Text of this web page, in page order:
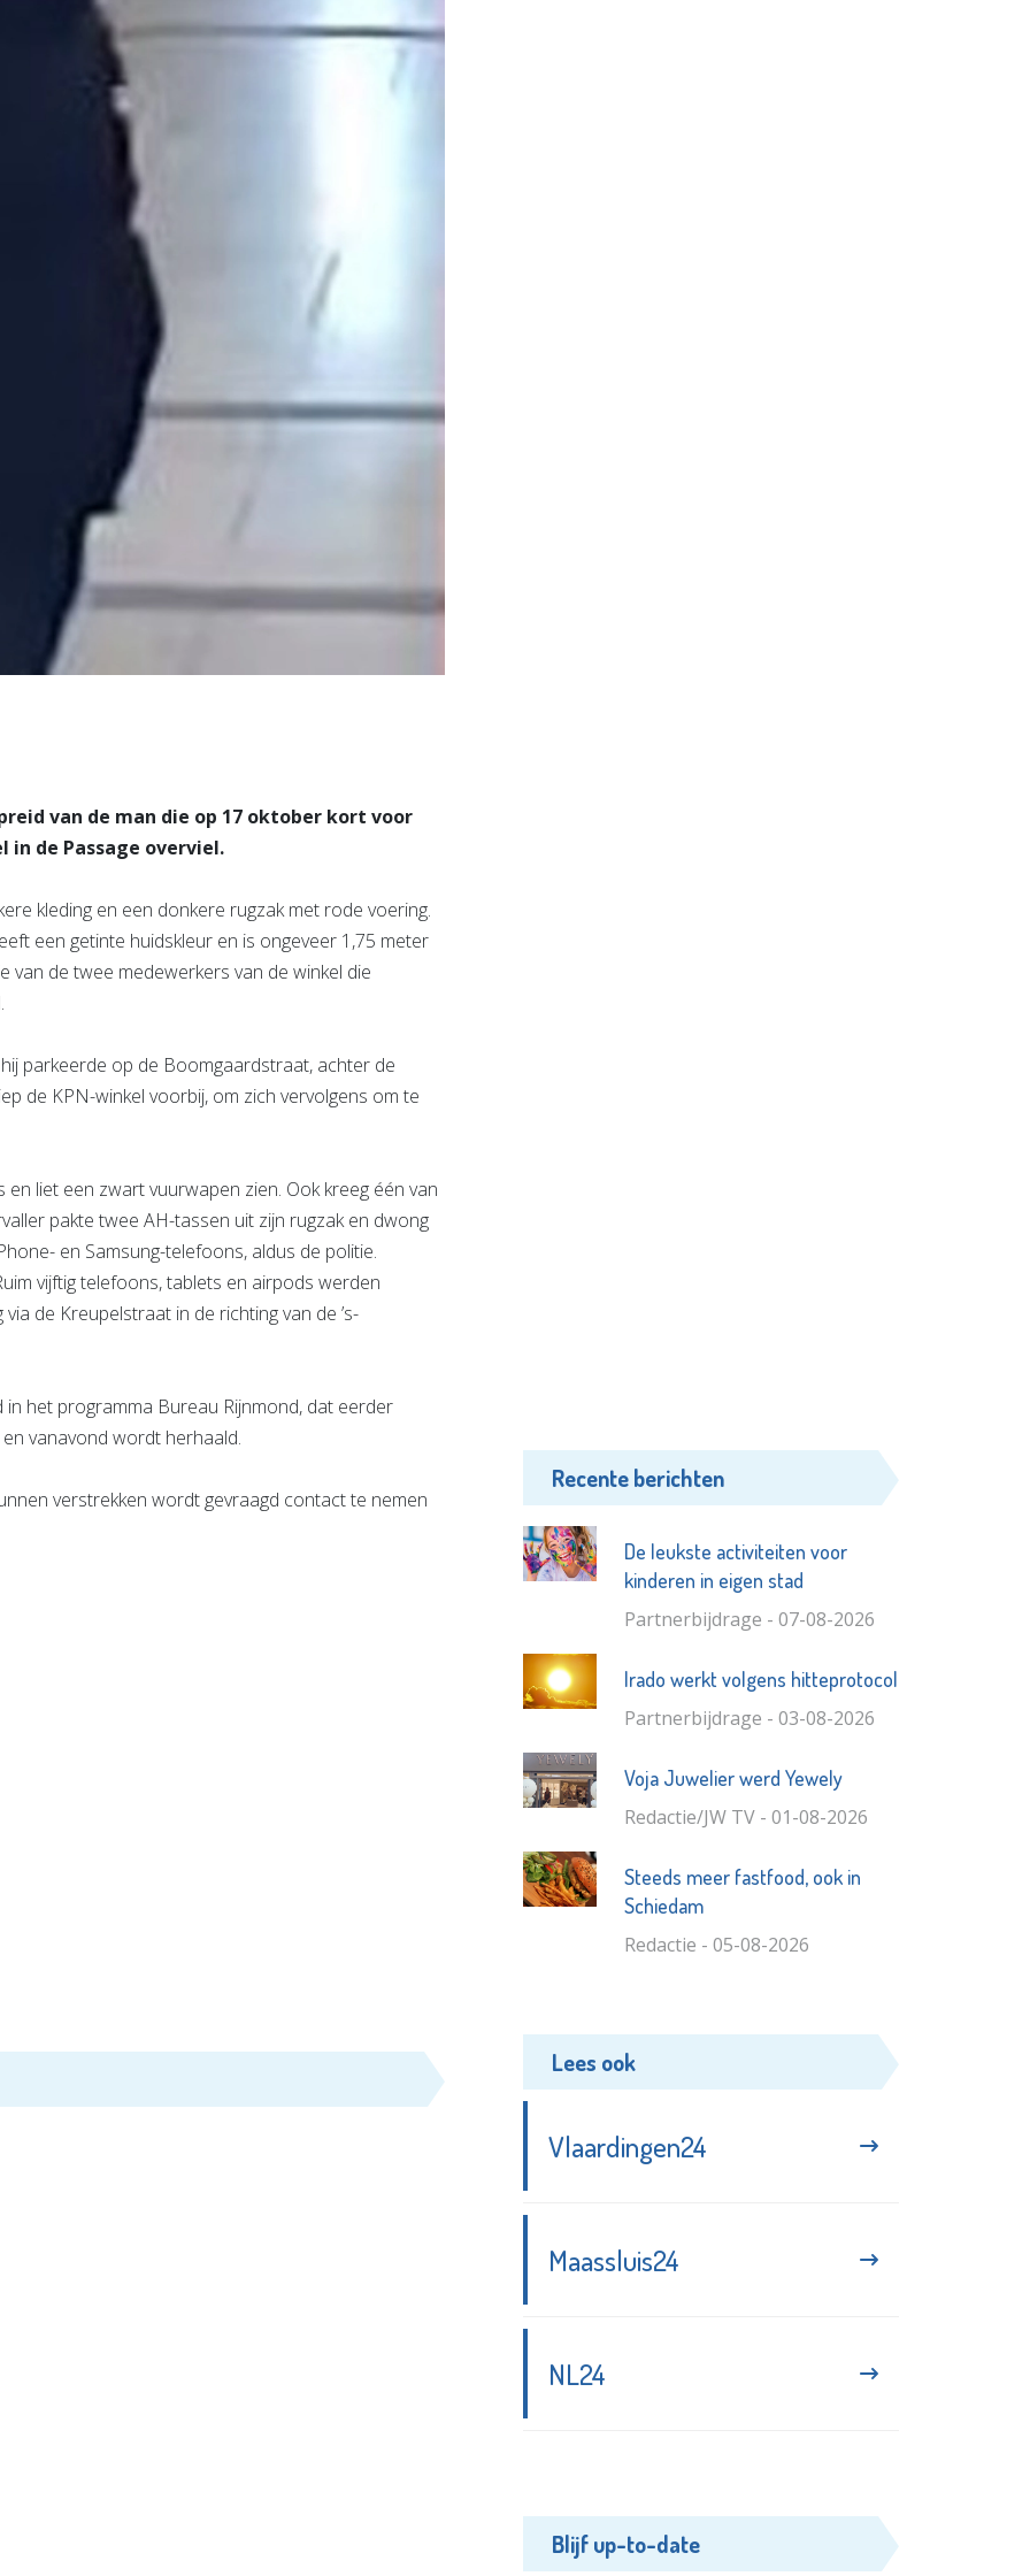
van de man die op 17 oktober kort voor
de Passage overviel.
kleding en een donkere rugzak met rode voering.
een getinte huidskleur en is ongeveer 1,75 meter
van de twee medewerkers van de winkel die
parkeerde op de Boomgaardstraat, achter de
de KPN-winkel voorbij, om zich vervolgens om te
liet een zwart vuurwapen zien. Ook kreeg één van
pakte twee AH-tassen uit zijn rugzak en dwong
en Samsung-telefoons, aldus de politie.
vijftig telefoons, tablets en airpods werden
de Kreupelstraat in de richting van de ’s-
het programma Bureau Rijnmond, dat eerder
vanavond wordt herhaald.
verstrekken wordt gevraagd contact te nemen
Recente berichten
De leukste activiteiten voor
kinderen in eigen stad
Partnerbijdrage - 07-08-2026
Irado werkt volgens hitteprotocol
Partnerbijdrage - 03-08-2026
Voja Juwelier werd Yewely
Redactie/JW TV - 01-08-2026
Steeds meer fastfood, ook in
Schiedam
Redactie - 05-08-2026
Lees ook
Vlaardingen24
Maassluis24
NL24
Blijf up-to-date